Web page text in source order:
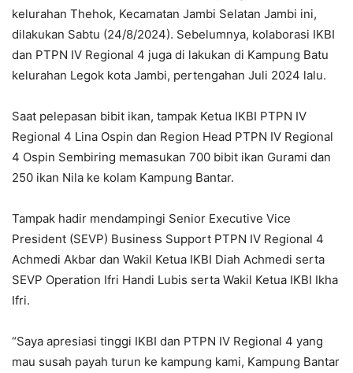
kelurahan Thehok, Kecamatan Jambi Selatan Jambi ini,
dilakukan Sabtu (24/8/2024). Sebelumnya, kolaborasi IKBI
dan PTPN IV Regional 4 juga di lakukan di Kampung Batu
kelurahan Legok kota Jambi, pertengahan Juli 2024 lalu.
Saat pelepasan bibit ikan, tampak Ketua IKBI PTPN IV
Regional 4 Lina Ospin dan Region Head PTPN IV Regional
4 Ospin Sembiring memasukan 700 bibit ikan Gurami dan
250 ikan Nila ke kolam Kampung Bantar.
Tampak hadir mendampingi Senior Executive Vice
President (SEVP) Business Support PTPN IV Regional 4
Achmedi Akbar dan Wakil Ketua IKBI Diah Achmedi serta
SEVP Operation Ifri Handi Lubis serta Wakil Ketua IKBI Ikha
Ifri.
“Saya apresiasi tinggi IKBI dan PTPN IV Regional 4 yang
mau susah payah turun ke kampung kami, Kampung Bantar